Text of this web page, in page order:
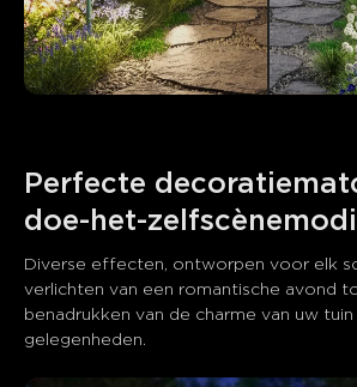
Perfecte
doe-het-zelfscènemodi
Diverse effecten, ontworpen voor elk
verlichten van een romantische avond
benadrukken van de charme van uw tuin
gelegenheden.